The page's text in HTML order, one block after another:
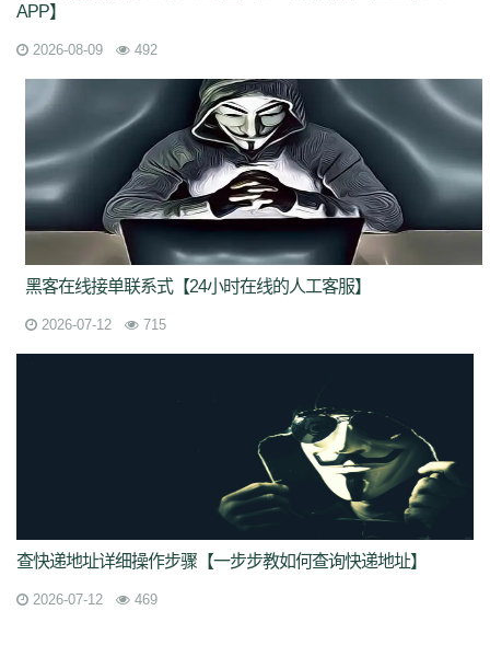
APP】
2026-08-09 492
黑客在线接单联系式【24小时在线的人工客服】
2026-07-12 715
查快递地址详细操作步骤【一步步教如何查询快递地址】
2026-07-12 469